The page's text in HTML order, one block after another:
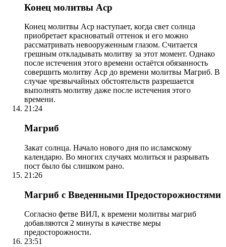
Конец молитвы Аср
Конец молитвы Аср наступает, когда свет солнца
приобретает красноватый оттенок и его можно
рассматривать невооруженным глазом. Считается
грешным откладывать молитву за этот момент. Однако
после истечения этого времени остаётся обязанность
совершить молитву Аср до времени молитвы Магриб. В
случае чрезвычайных обстоятельств разрешается
выполнять молитву даже после истечения этого
времени.
21:24
Магриб
Закат солнца. Начало нового дня по исламскому
календарю. Во многих случаях молиться и разрывать
пост было бы слишком рано.
21:26
Магриб с Введенными Предосторожностями
Согласно фетве ВИЛ, к времени молитвы магриб
добавляются 2 минуты в качестве меры
предосторожности.
23:51